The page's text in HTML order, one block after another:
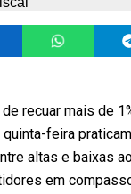
recuar mais de
feira
altas e baixas
em